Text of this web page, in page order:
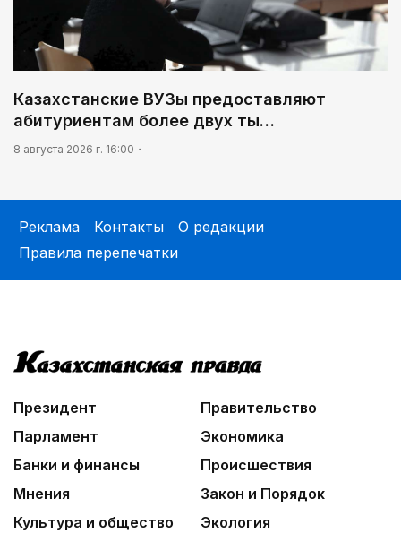
Казахстанские ВУЗы предоставляют
абитуриентам более двух ты…
8 августа 2026 г. 16:00
Реклама Контакты
О редакции
Правила перепечатки
Президент
Правительство
Парламент
Экономика
Банки и финансы
Происшествия
Мнения
Закон и Порядок
Культура и общество
Экология